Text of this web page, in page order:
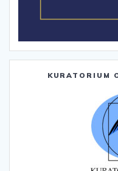
KURATORIUM